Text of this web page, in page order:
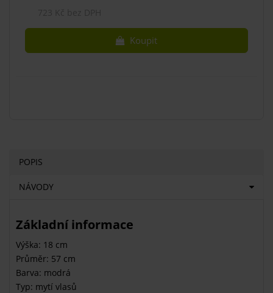
Koupit
POPIS
NÁVODY
Základní informace
Výška: 18 cm
Průměr: 57 cm
Barva: modrá
Typ: mytí vlasů